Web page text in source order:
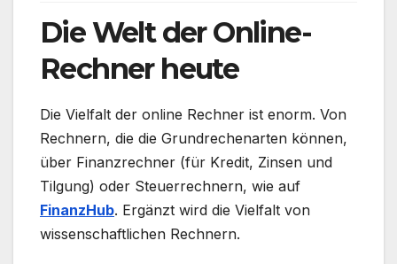
Die Welt der Online-
Rechner heute
Die Vielfalt der online Rechner ist enorm. Von
Rechnern, die die Grundrechenarten können,
über Finanzrechner (für Kredit, Zinsen und
Tilgung) oder Steuerrechnern, wie auf
FinanzHub. Ergänzt wird die Vielfalt von
wissenschaftlichen Rechnern.